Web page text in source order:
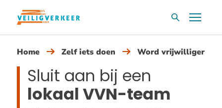
Overslaan
inhoud
ZoekvakMenu
Home Zelf iets doen Word vrijwilliger
Sluit aan bij een
lokaal VVN-team